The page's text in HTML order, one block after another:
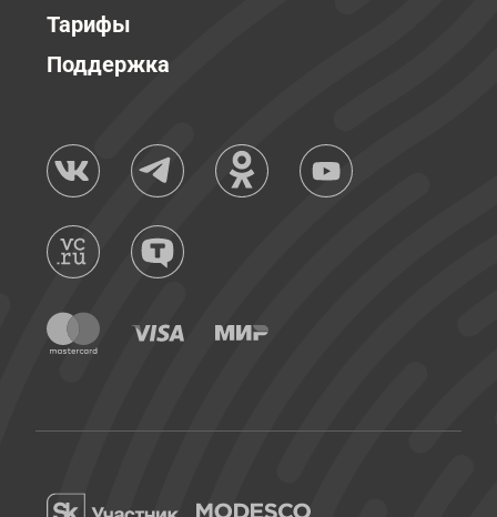
Тарифы
Поддержка